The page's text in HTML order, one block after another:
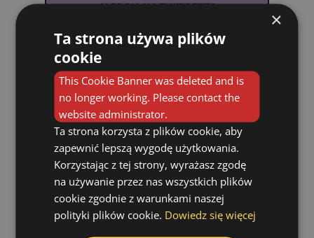
ODCZULANIE (IMMUNOTERAPIA)
TESTY ALERGOLOGICZNE
DZIECI - DIAGNOSTYKA ALERGII
NADWRAŻLIWOŚĆ NA LEKI
ALERGIA NA ZWIERZĘTA
×
Ta strona używa plików
cookie
This Cookie Banner was deleted and is
no longer working. Please contact the
website administrator.
Ta strona korzysta z plików cookie, aby
zapewnić lepszą wygodę użytkowania.
Korzystając z tej strony, wyrażasz zgodę
na używanie przez nas wszystkich plików
cookie zgodnie z warunkami naszej
polityki plików cookie. Dowiedz się więcej